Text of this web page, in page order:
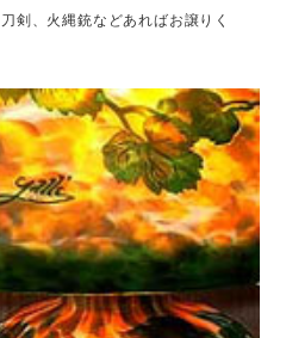
剣、火縄銃などあればお譲りく